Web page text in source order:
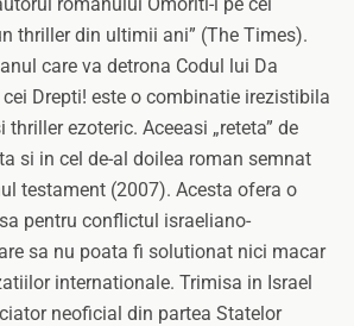
thriller din ultimii ani” (The Times).
care va detrona Codul lui Da
cei Drepti! este o combinatie irezistibila
ezoteric. Aceeasi „reteta” de
si in cel de-al doilea roman semnat
testament (2007). Acesta ofera o
pentru conflictul israeliano-
sa nu poata fi solutionat nici macar
internationale. Trimisa in Israel
neoficial din partea Statelor